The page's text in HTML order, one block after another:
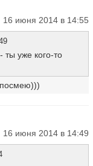
16 июня 2014 в 14:55
ты уже кого-то
16 июня 2014 в 14:49